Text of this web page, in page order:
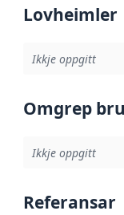
Lovheimler
Ikkje oppgitt
Omgrep
Ikkje oppgitt
Referansar